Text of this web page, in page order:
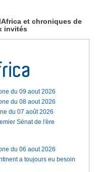
et chroniques de
invités
du 09 aout 2026
du 08 aout 2026
du 07 août 2026
Sénat de l'ère
du 06 aout 2026
a toujours eu besoin